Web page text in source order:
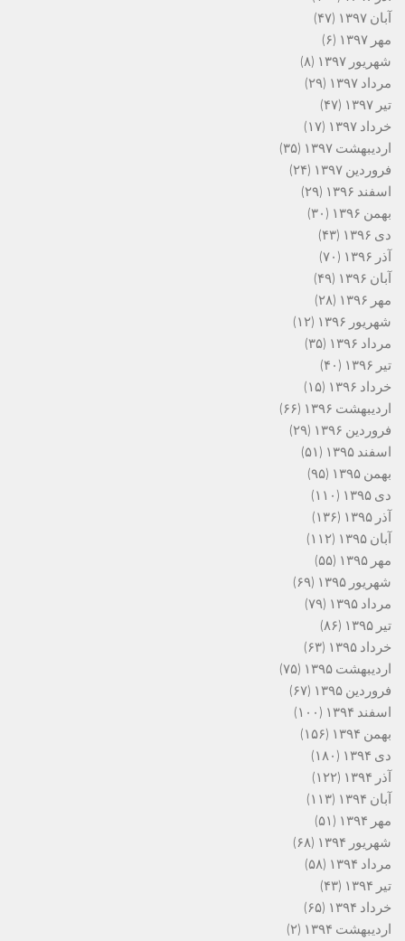
آبان ۱۳۹۷
(۴۷)
مهر ۱۳۹۷
(۶)
شهریور ۱۳۹۷
(۸)
مرداد ۱۳۹۷
(۲۹)
تیر ۱۳۹۷
(۴۷)
خرداد ۱۳۹۷
(۱۷)
اردیبهشت ۱۳۹۷
(۳۵)
فروردین ۱۳۹۷
(۲۴)
اسفند ۱۳۹۶
(۲۹)
بهمن ۱۳۹۶
(۳۰)
دی ۱۳۹۶
(۴۳)
آذر ۱۳۹۶
(۷۰)
آبان ۱۳۹۶
(۴۹)
مهر ۱۳۹۶
(۲۸)
شهریور ۱۳۹۶
(۱۲)
مرداد ۱۳۹۶
(۳۵)
تیر ۱۳۹۶
(۴۰)
خرداد ۱۳۹۶
(۱۵)
اردیبهشت ۱۳۹۶
(۶۶)
فروردین ۱۳۹۶
(۲۹)
اسفند ۱۳۹۵
(۵۱)
بهمن ۱۳۹۵
(۹۵)
دی ۱۳۹۵
(۱۱۰)
آذر ۱۳۹۵
(۱۳۶)
آبان ۱۳۹۵
(۱۱۲)
مهر ۱۳۹۵
(۵۵)
شهریور ۱۳۹۵
(۶۹)
مرداد ۱۳۹۵
(۷۹)
تیر ۱۳۹۵
(۸۶)
خرداد ۱۳۹۵
(۶۳)
اردیبهشت ۱۳۹۵
(۷۵)
فروردین ۱۳۹۵
(۶۷)
اسفند ۱۳۹۴
(۱۰۰)
بهمن ۱۳۹۴
(۱۵۶)
دی ۱۳۹۴
(۱۸۰)
آذر ۱۳۹۴
(۱۲۲)
آبان ۱۳۹۴
(۱۱۳)
مهر ۱۳۹۴
(۵۱)
شهریور ۱۳۹۴
(۶۸)
مرداد ۱۳۹۴
(۵۸)
تیر ۱۳۹۴
(۴۳)
خرداد ۱۳۹۴
(۶۵)
اردیبهشت ۱۳۹۴
(۲)